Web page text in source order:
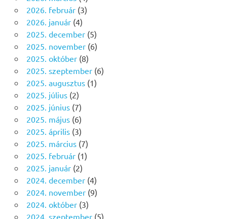
2026. február(3)
2026. január(4)
2025. december(5)
2025. november(6)
2025. október(8)
2025. szeptember(6)
2025. augusztus(1)
2025. július(2)
2025. június(7)
2025. május(6)
2025. április(3)
2025. március(7)
2025. február(1)
2025. január(2)
2024. december(4)
2024. november(9)
2024. október(3)
2024. szeptember(5)